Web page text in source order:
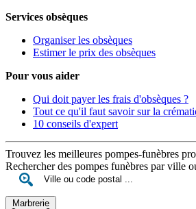
Services obsèques
Organiser les obsèques
Estimer le prix des obsèques
Pour vous aider
Qui doit payer les frais d'obsèques ?
Tout ce qu'il faut savoir sur la
10 conseils d'expert
Trouvez les meilleures pompes-funèbres
Rechercher des pompes funèbres par ville
Marbrerie